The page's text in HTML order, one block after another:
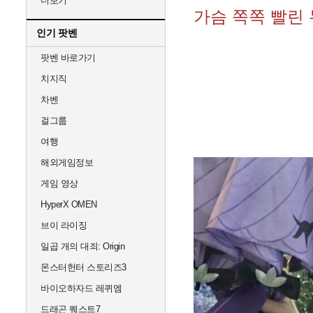
인기 팟벤
팟벤 바로가기
치지직
차벤
걸그룹
여행
해외게임정보
게임 영상
HyperX OMEN
브이 라이징
일곱 개의 대죄: Origin
몬스터헌터 스토리즈3
바이오하자드 레퀴엠
드래곤 퀘스트7
가슴 쪽쪽 빨린